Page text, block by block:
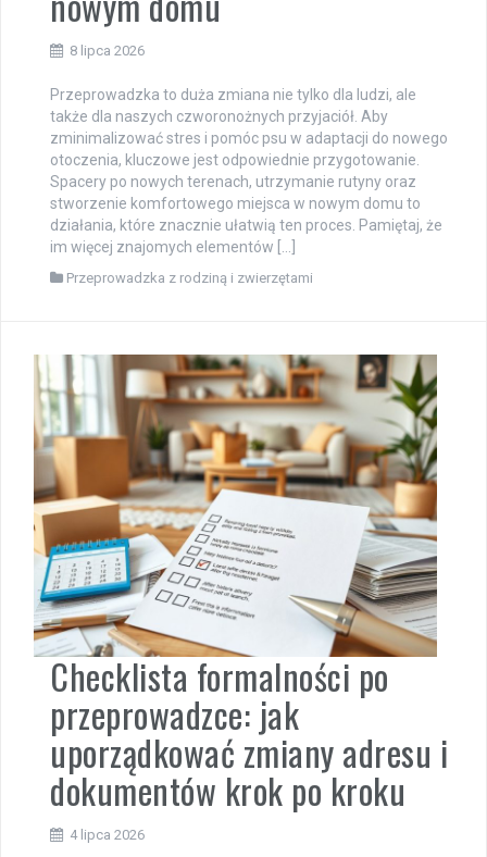
8 lipca 2026
Przeprowadzka to duża zmiana nie tylko dla ludzi, ale
także dla naszych czworonożnych przyjaciół. Aby
zminimalizować stres i pomóc psu w adaptacji do nowego
otoczenia, kluczowe jest odpowiednie przygotowanie.
Spacery po nowych terenach, utrzymanie rutyny oraz
stworzenie komfortowego miejsca w nowym domu to
działania, które znacznie ułatwią ten proces. Pamiętaj, że
im więcej znajomych elementów […]
Przeprowadzka z rodziną i zwierzętami
Checklista formalności po
przeprowadzce: jak
uporządkować zmiany adresu i
dokumentów krok po kroku
4 lipca 2026